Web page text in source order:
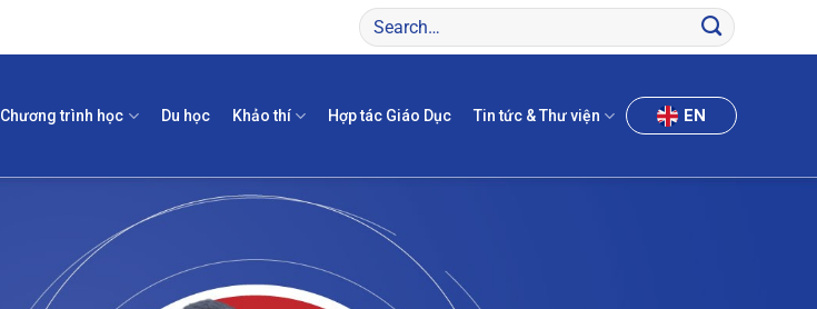
Chương trình học Du học Khảo thí Hợp tác Giáo Dục Tin tức & Thư viện EN